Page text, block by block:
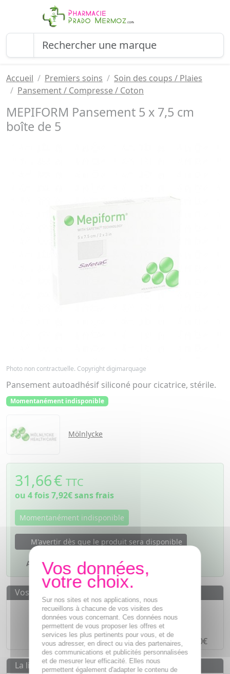
Accueil Premiers soins
Soin des coups / Plaies
Pansement / Compresse / Coton
MEPIFORM Pansement 5 x 7,5 cm
boîte de 5
Photo non contractuelle. Copyright digimarquage
Pansement autoadhésif siliconé pour cicatrice, stérile.
Momentanément indisponible
Mölnlycke
31,66€ TTC
ou 4 fois7,92€sans frais
Momentanément indisponible
M'avertir dès que le produit sera disponible
Ajouter à mes favoris
Vos avantages
Des prixIMBATTABLES
Paiement en ligneSÉCURISÉ
Paiement en 4 fois sans fraisà partir de 30€
La livraison
Sur nos sites et nos applications, nous
recueillons à chacune de vos visites des
données vous concernant. Ces données nous
permettent de vous proposer les offres et
services les plus pertinents pour vous, et de
vous adresser, en direct ou via des partenaires,
des communications et publicités personnalisées
et de mesurer leur efficacité. Elles nous
permettent également d'adapter le contenu de